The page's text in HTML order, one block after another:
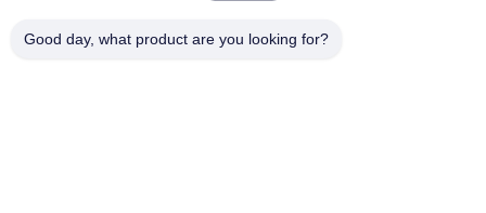
Good day, what product are you looking for?